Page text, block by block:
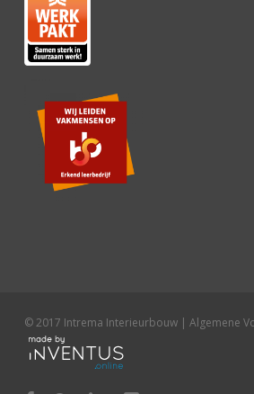
© 2017 Intrema Interieurbouw | Algemene